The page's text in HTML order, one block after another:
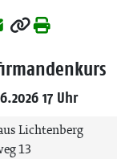
17 Uhr
Lichtenberg
13